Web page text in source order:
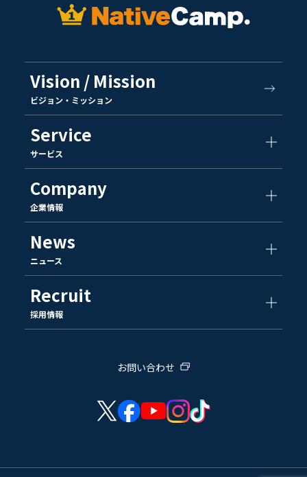
Vision / Mission
ビジョン・ミッション
Service
サービス
Company
企業情報
News
ニュース
Recruit
採用情報
お問い合わせ